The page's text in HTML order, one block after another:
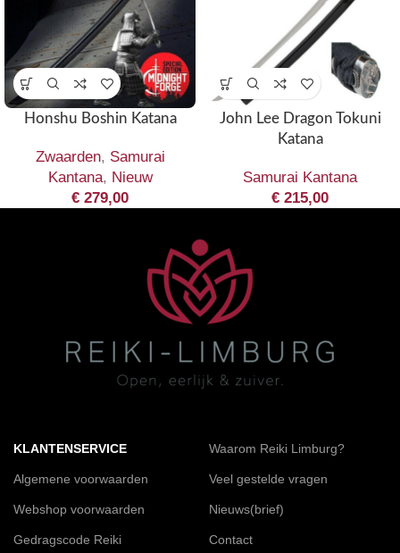
Honshu Boshin Katana
Zwaarden, Samurai
Kantana, Nieuw
€ 279,00
John Lee Dragon Tokuni
Katana
Samurai Kantana
€ 215,00
KLANTENSERVICE
Algemene voorwaarden
Webshop voorwaarden
Gedragscode Reiki
Waarom Reiki Limburg?
Veel gestelde vragen
Nieuws(brief)
Contact